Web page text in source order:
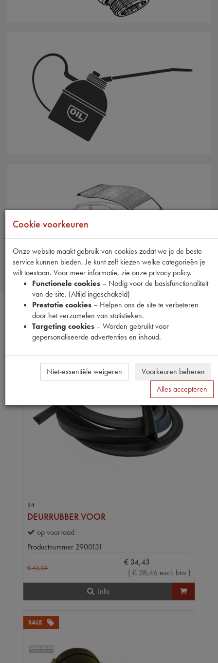
Olie / Vloeistoffen
Daken 2CV
SALE
R4
DEURRUBBER VOOR
op voorraad
Productnummer 2900131
€43,04
€ 34,43
( € 28,46 excl. btw )
Info
SALE
Cookie voorkeuren
Onze website maakt gebruik van cookies zodat we je de beste
service kunnen bieden. Je kunt zelf kiezen welke categorieën je
wilt toestaan. Voor meer informatie, zie onze privacy policy.
Functionele cookies – Nodig voor de basisfunctionaliteit
van de site. (Altijd ingeschakeld)
Prestatie cookies – Helpen ons de site te verbeteren
door het verzamelen van statistieken.
Targeting cookies – Worden gebruikt voor
gepersonaliseerde advertenties en inhoud.
Niet-essentiële weigeren
Voorkeuren beheren
Alles accepteren